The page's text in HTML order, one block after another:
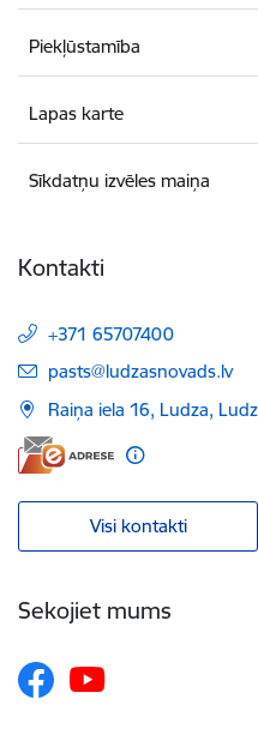
Piekļūstamība
Lapas karte
Sīkdatņu izvēles maiņa
Kontakti
+371 65707400
E-pasts:
pasts@ludzasnovads.lv
Raiņa iela 16, Ludza,
Visi kontakti
Sekojiet mums